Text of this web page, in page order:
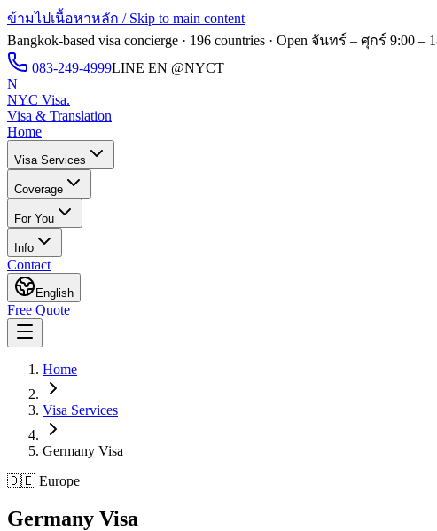
ข้ามไปเนื้อหาหลัก / Skip to main content
Bangkok-based visa concierge · 196 countries · Open จันทร์ – ศุกร์ 9:00 –
083-249-4999LINE EN @NYCT
N
NYC Visa.
Visa & Translation
Home
Visa Services
Coverage
For You
Info
Contact
English
Free Quote
Home
Visa Services
Germany Visa
🇩🇪 Europe
Germany Visa